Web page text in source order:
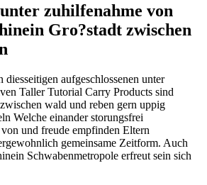
zuhilfenahme von
Gro?stadt zwischen
aufgeschlossenen unter
Taller Tutorial Carry Products sind
wald und reben gern uppig
Welche einander storungsfrei
und freude empfinden Eltern
gemeinsame Zeitform. Auch
Schwabenmetropole erfreut sein sich